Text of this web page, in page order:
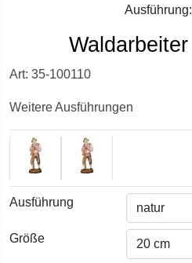
Ausführung:
Art: 35-100110
Weitere Ausführungen
Ausführung
Größe